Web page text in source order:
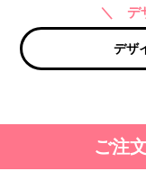
＼ デ
デザ
ご注